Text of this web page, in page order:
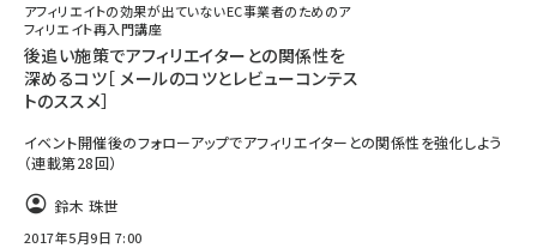
アフィリエイトの効果が出ていないEC事業者のためのア
フィリエイト再入門講座
後追い施策でアフィリエイターとの関係性を
深めるコツ［ メールのコツとレビューコンテス
トのススメ］
イベント開催後のフォローアップでアフィリエイターとの関係性を強化しよう
（連載第28回）
鈴木 珠世
2017年5月9日 7:00